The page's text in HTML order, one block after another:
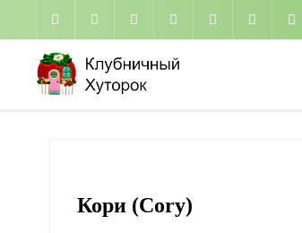
содержимому
Кори (Cory)